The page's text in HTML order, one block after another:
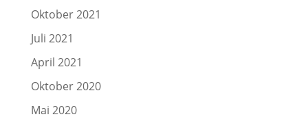
Oktober 2021
Juli 2021
April 2021
Oktober 2020
Mai 2020